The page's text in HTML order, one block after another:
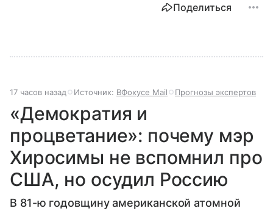
Поделиться
17 часов назад Источник: ВФокусе Mail Прогнозы экспертов
«Демократия и
процветание»: почему мэр
Хиросимы не вспомнил про
США, но осудил Россию
В 81-ю годовщину американской атомной